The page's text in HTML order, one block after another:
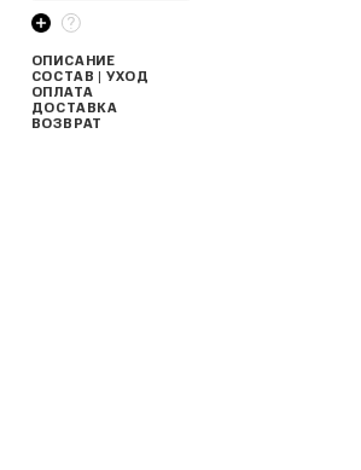
ОПИСАНИЕ
СОСТАВ | УХОД
ОПЛАТА
ДОСТАВКА
ВОЗВРАТ